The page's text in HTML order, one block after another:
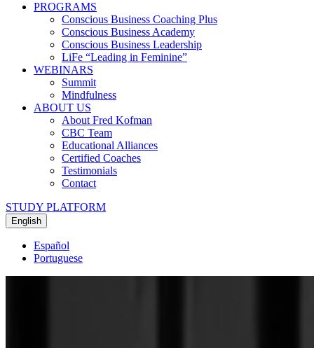
PROGRAMS
Conscious Business Coaching Plus
Conscious Business Academy
Conscious Business Leadership
LiFe “Leading in Feminine”
WEBINARS
Summit
Mindfulness
ABOUT US
About Fred Kofman
CBC Team
Educational Alliances
Certified Coaches
Testimonials
Contact
STUDY PLATFORM
English
Español
Portuguese